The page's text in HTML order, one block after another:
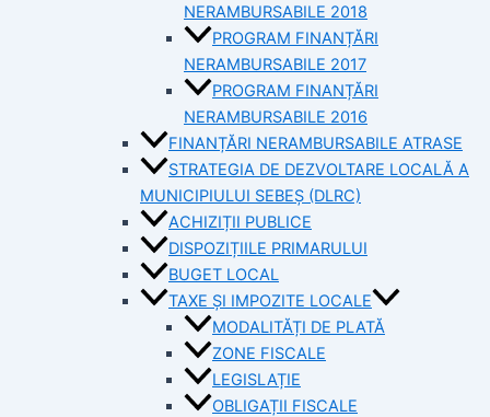
NERAMBURSABILE 2018
PROGRAM FINANȚĂRI
NERAMBURSABILE 2017
PROGRAM FINANȚĂRI
NERAMBURSABILE 2016
FINANȚĂRI NERAMBURSABILE ATRASE
STRATEGIA DE DEZVOLTARE LOCALĂ A
MUNICIPIULUI SEBEȘ (DLRC)
ACHIZIȚII PUBLICE
DISPOZIȚIILE PRIMARULUI
BUGET LOCAL
TAXE ȘI IMPOZITE LOCALE
MODALITĂȚI DE PLATĂ
ZONE FISCALE
LEGISLAȚIE
OBLIGAȚII FISCALE